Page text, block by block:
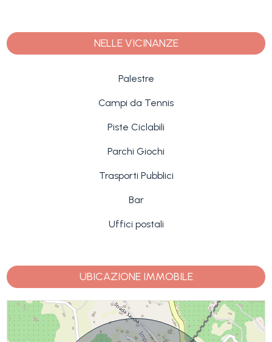
NELLE VICINANZE
Palestre
Campi da Tennis
Piste Ciclabili
Parchi Giochi
Trasporti Pubblici
Bar
Uffici postali
UBICAZIONE IMMOBILE